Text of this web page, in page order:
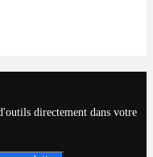
directement dans votre